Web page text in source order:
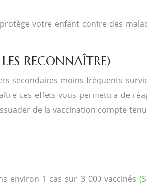
votre enfant contre des
RECONNAÎTRE)
secondaires moins fréquents
ces effets vous permettra de
de la vaccination compte
environ 1 cas sur 3 000 vaccinés